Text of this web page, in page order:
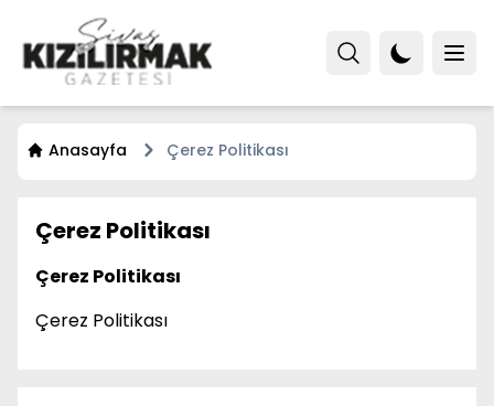
Anasayfa Çerez Politikası
Çerez Politikası
Çerez Politikası
Çerez Politikası